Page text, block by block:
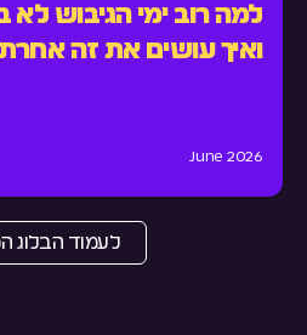
למה רוב ימי הגיבוש
ואיך עושים את זה
June 2026
לעמוד הבלוג